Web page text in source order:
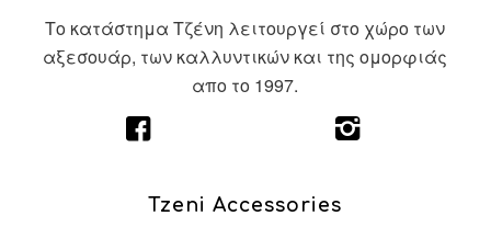
Το κατάστημα Τζένη λειτουργεί στο χώρο των
αξεσουάρ, των καλλυντικών και της ομορφιάς
απο το 1997.
Tzeni Accessories